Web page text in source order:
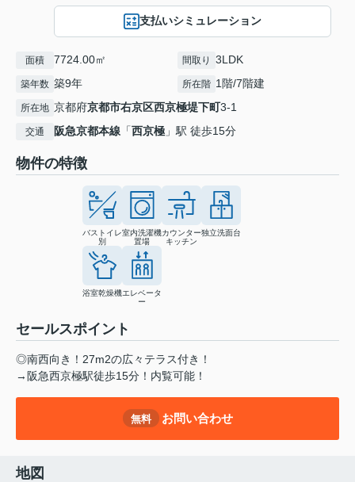
支払いシミュレーション
面積 7724.00㎡ 間取り 3LDK
築年数 築9年 所在階 1階/7階建
所在地 京都府京都市右京区西京極堤下町3-1
交通 阪急京都本線 「西京極 」駅 徒歩15分
物件の特徴
バストイレ
別
室内洗濯機
置場
カウンター
キッチン
独立洗面台
浴室乾燥機エレベータ
ー
セールスポイント
◎南西向き！27m2の広々テラス付き！
→阪急西京極駅徒歩15分！内覧可能！
無料 お問い合わせ
地図